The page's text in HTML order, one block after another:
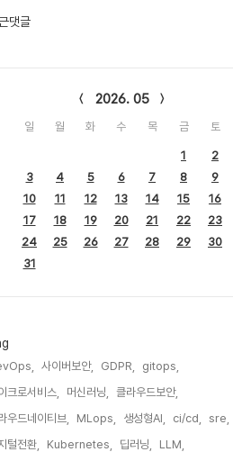
댓글
2026. 05
일 월 화 수 목 금 토
1
2
3
4 5 6 7 8
9
10
11 12 13 14 15
16
17
18 19 20 21 22
23
24
25 26 27 28 29
30
31
사이버보안, GDPR,
gitops,
크로서비스,
머신러닝,
클라우드보안,
우드네이티브,
MLops, 생성형AI, ci/cd,
sre,
털전환,
Kubernetes, 딥러닝,
LLM,